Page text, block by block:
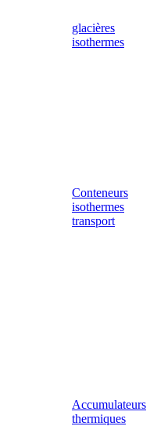
glacières
isothermes
Conteneurs
isothermes
transport
Accumulateurs
thermiques